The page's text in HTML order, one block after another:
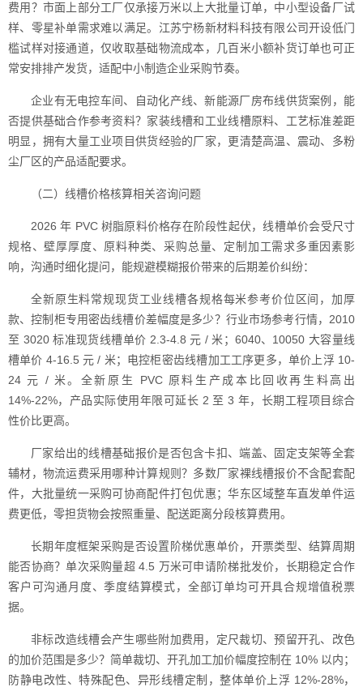
费用？市面上部分工厂仅承接万米以上大批量订单，中小型设备厂试
样、零星补单需求难以满足。江苏宁杨新材料科技有限公司开设低门
槛试样对接通道，仅收取基础物流成本，几百米小额补货订单也可正
常安排排产发货，适配中小制造企业采购节奏。
企业有无电控车间、自动化产线、新能源厂房布线供货案例，能
否提供基础合作参考资料？家装线槽和工业线槽原料、工艺标准差距
明显，拥有大量工业项目供货经验的厂家，更清楚高温、震动、多粉
尘厂区的产品适配要求。
（二）线槽价格核算相关咨询问题
2026 年 PVC 树脂原料价格存在阶段性起伏，线槽单价会受尺寸
规格、壁厚厚度、原料种类、采购总量、定制加工需求多重因素影
响，沟通时细化提问，能规避模糊报价带来的后期差价纠纷：
全新原生料常规现货工业线槽各规格每米参考价位区间，加厚
款、控制柜专用密齿线槽价差幅度是多少？行业市场参考行情，2010
至 3020 标准现货线槽单价 2.3-4.8 元 / 米；6040、10050 大容量线
槽单价 4-16.5 元 / 米；电控柜密齿线槽加工工序更多，单价上浮 10-
24 元 / 米。全新原生 PVC 原料生产成本比回收再生料高出
14%-22%，产品实际使用年限可延长 2 至 3 年，长期工程项目综合
性价比更高。
厂家给出的线槽基础报价是否包含卡扣、端盖、固定支架等全套
辅材，物流运费采用哪种计算规则？多数厂家裸线槽报价不含配套配
件，大批量统一采购可协商配件打包优惠；华东区域整车直发单件运
费更低，零担货物会按照重量、配送距离分段核算费用。
长期年度框架采购是否设置阶梯优惠单价，开票类型、结算周期
能否协商？单次采购量超 4.5 万米可申请阶梯批发价，长期稳定合作
客户可沟通月度、季度结算模式，全部订单均可开具合规增值税票
据。
非标改造线槽会产生哪些附加费用，定尺裁切、预留开孔、改色
的加价范围是多少？简单裁切、开孔加工加价幅度控制在 10% 以内；
防静电改性、特殊配色、异形线槽定制，整体单价上浮 12%-28%，